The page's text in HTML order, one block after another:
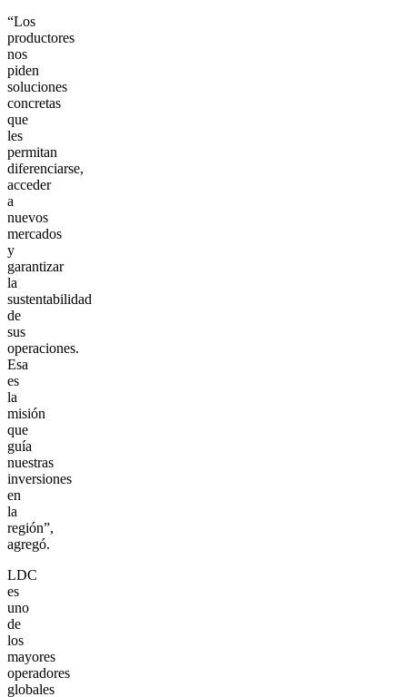
“Los
productores
nos
piden
soluciones
concretas
que
les
permitan
diferenciarse,
acceder
a
nuevos
mercados
y
garantizar
la
sustentabilidad
de
sus
operaciones.
Esa
es
la
misión
que
guía
nuestras
inversiones
en
la
región”,
agregó.
LDC
es
uno
de
los
mayores
operadores
globales